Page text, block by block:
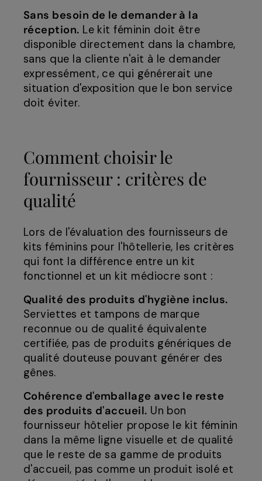
Sans besoin de le demander à la
réception. Le kit féminin doit être
disponible directement dans la chambre,
sans que la cliente n'ait à le demander
expressément, ce qui générerait une
situation d'exposition que le bon service
doit éviter.
Comment choisir le
fournisseur : critères de
qualité
Lors de l'évaluation des fournisseurs de
kits féminins pour l'hôtellerie, les critères
qui font la différence entre un kit
fonctionnel et un kit médiocre sont :
Qualité des produits d'hygiène inclus.
Serviettes et tampons de marque
reconnue ou de qualité équivalente
certifiée, pas de produits génériques de
qualité douteuse pouvant générer des
gênes.
Cohérence d'emballage avec le reste
des produits d'accueil. Un bon
fournisseur hôtelier propose le kit féminin
dans la même ligne visuelle et de qualité
que le reste de sa gamme de produits
d'accueil, pas comme un produit isolé et